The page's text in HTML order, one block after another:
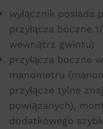
wyłącznik posiada
przyłącza boczne
wewnątrz gwintu)
przyłącza boczne
manometru
przyłącze tylne
powiązanych),
dodatkowego